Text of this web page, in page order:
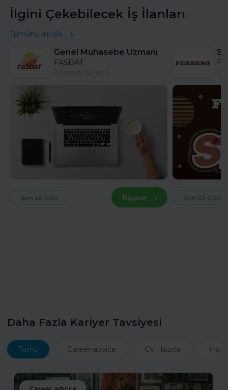
İlgini Çekebilecek İş İlanları
Tümünü İncele
Genel Muhasebe Uzmanı
FASDAT
Son 45 Gün Başvur Son 43 Gün
Daha Fazla Kariyer Tavsiyesi
Tümü Career-advice CV Hazırla